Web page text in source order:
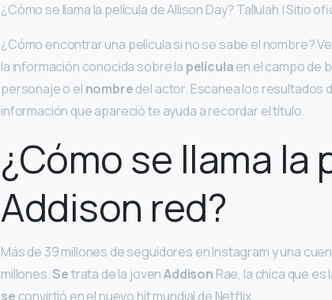
¿Cómo se llama la película de Allison Day? Tallulah | Sitio
¿Cómo encontrar una película si no se sabe el nombre?
la información conocida sobre la películaen el campo de
personaje o el nombredel actor. Escanea los resultados
información que apareció te ayuda a recordar el título.
¿Cómo se llama la
Addison red?
Más de 39 millones de seguidores en Instagram y una
millones.Setrata de la jovenAddison Rae, la chica que es
se convirtió en el nuevo hit mundial de Netflix.